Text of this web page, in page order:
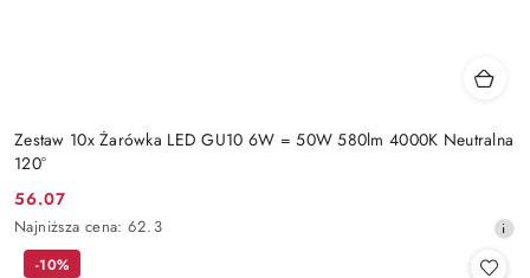
Zestaw 10x Żarówka LED GU10 6W = 50W 580lm 4000K Neutralna
120°
Cena
promocyjna:
56.07
Najniższa
cena
Najniższa cena: 62.3
-10%